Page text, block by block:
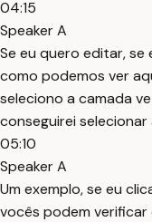
04:15
Speaker A
Se eu quero editar, se
como podemos ver
seleciono a camada
conseguirei
05:10
Speaker A
Um exemplo, se eu
vocês podem verificar